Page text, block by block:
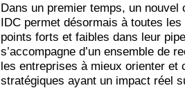
Dans un premier temps, un nouvel
IDC permet désormais à toutes
points forts et faibles dans leur
s’accompagne d’un ensemble de
les entreprises à mieux orienter
stratégiques ayant un impact réel